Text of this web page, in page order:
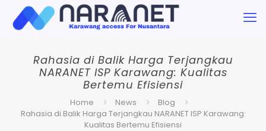
Rahasia di Balik Harga Terjangkau
NARANET ISP Karawang: Kualitas
Bertemu Efisiensi
Home News
Blog
Rahasia di Balik Harga Terjangkau NARANET ISP Karawang:
Kualitas Bertemu Efisiensi